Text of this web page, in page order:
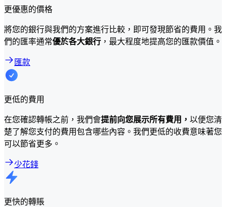
更優惠的價格
將您的銀行與我們的方案進行比較，即可發現節省的費用。我
們的匯率通常優於各大銀行 ，最大程度地提高您的匯款價值。
匯款
更低的費用
在您確認轉帳之前，我們會提前向您展示所有費用， 以便您清
楚了解您支付的費用包含哪些內容。我們更低的收費意味著您
可以節省更多。
少花錢
更快的轉賬